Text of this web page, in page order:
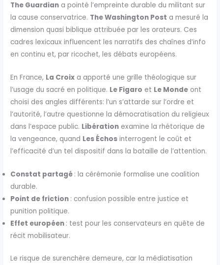
The Guardian a pointé l’empreinte durable du militant sur
la cause conservatrice. The Washington Post a mesuré la
dimension quasi biblique attribuée par les orateurs. Ces
cadres lexicaux influencent les narratifs des chaînes d’info
en continu et, par ricochet, les débats européens.
En France, La Croix a apporté une grille théologique sur
l’usage du sacré en politique. Le Figaro et Le Monde ont
choisi des angles différents: l’un s’attarde sur l’ordre et
l’autorité, l’autre questionne la démocratisation du religieux
dans l’espace public. Libération examine la rhétorique de
la vengeance, quand Les Échos interrogent le coût et
l’efficacité d’un tel dispositif dans la bataille de l’attention.
Constat partagé : la cérémonie formalise une coalition
durable.
Point de friction : confusion possible entre justice et
punition politique.
Effet européen : test pour les conservateurs en quête de
récit mobilisateur.
Le risque de surenchère demeure, car la médiatisation